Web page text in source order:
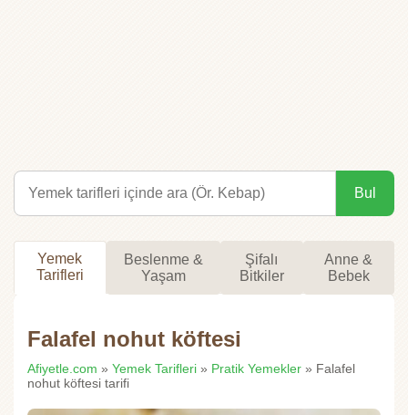
Bul
Yemek
Tarifleri
Beslenme &
Yaşam
Şifalı
Bitkiler
Anne &
Bebek
Falafel nohut köftesi
Afiyetle.com » Yemek Tarifleri » Pratik Yemekler » Falafel
nohut köftesi tarifi